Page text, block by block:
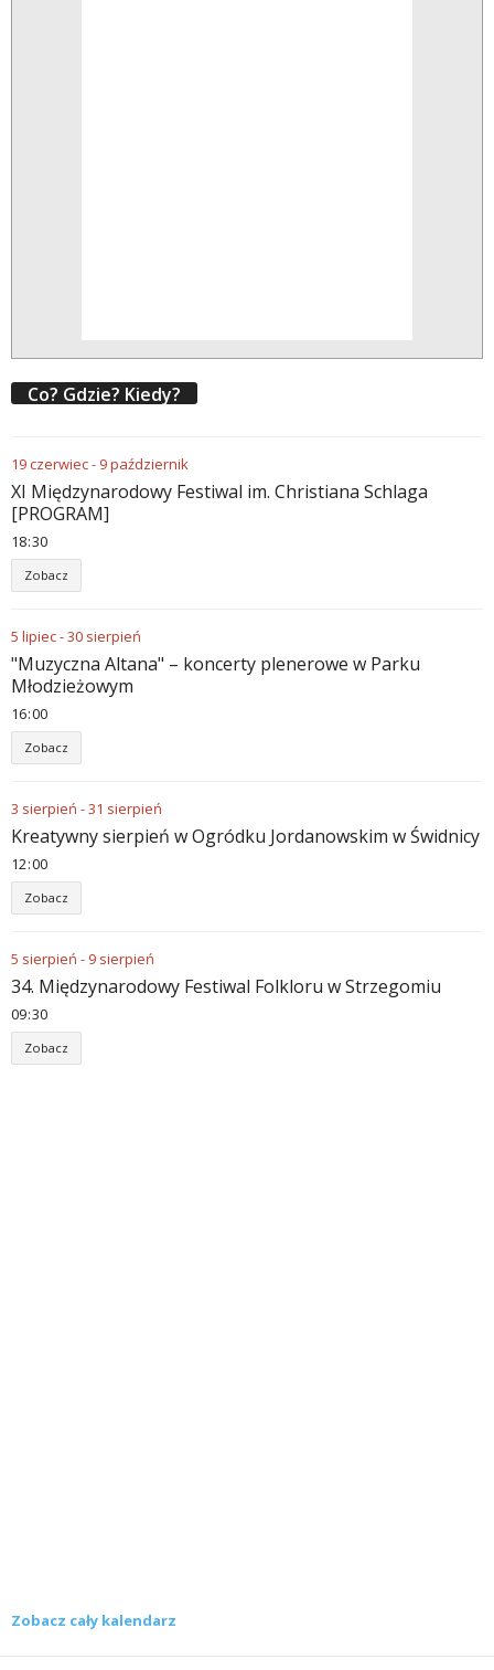
Co? Gdzie? Kiedy?
19czerwiec- 9październik
XI Międzynarodowy Festiwal im. Christiana Schlaga
[PROGRAM]
18:30
Zobacz
5 lipiec-30 sierpień
"Muzyczna Altana" – koncerty plenerowe w Parku
Młodzieżowym
16:00
Zobacz
3 sierpień -31 sierpień
Kreatywny sierpień w Ogródku Jordanowskim w Świdnicy
12:00
Zobacz
5 sierpień - 9 sierpień
34. Międzynarodowy Festiwal Folkloru w Strzegomiu
09:30
Zobacz
Zobacz cały kalendarz